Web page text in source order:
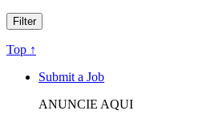
Top ↑
Submit a Job
ANUNCIE AQUI